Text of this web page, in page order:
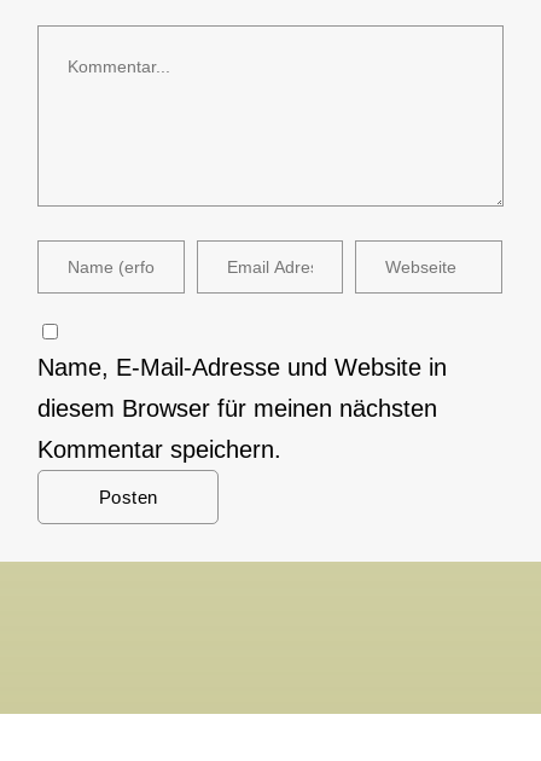
Name, E-Mail-Adresse und Website in
diesem Browser für meinen nächsten
Kommentar speichern.